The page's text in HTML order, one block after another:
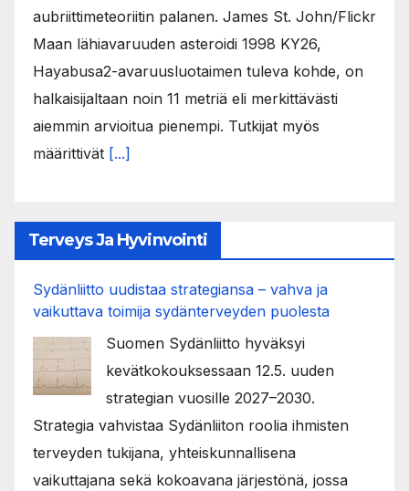
aubriittimeteoriitin palanen. James St. John/Flickr
Maan lähiavaruuden asteroidi 1998 KY26,
Hayabusa2-avaruusluotaimen tuleva kohde, on
halkaisijaltaan noin 11 metriä eli merkittävästi
aiemmin arvioitua pienempi. Tutkijat myös
määrittivät [...]
Terveys Ja Hyvinvointi
Sydänliitto uudistaa strategiansa – vahva ja
vaikuttava toimija sydänterveyden puolesta
Suomen Sydänliitto hyväksyi
kevätkokouksessaan 12.5. uuden
strategian vuosille 2027–2030.
Strategia vahvistaa Sydänliiton roolia ihmisten
terveyden tukijana, yhteiskunnallisena
vaikuttajana sekä kokoavana järjestönä, jossa